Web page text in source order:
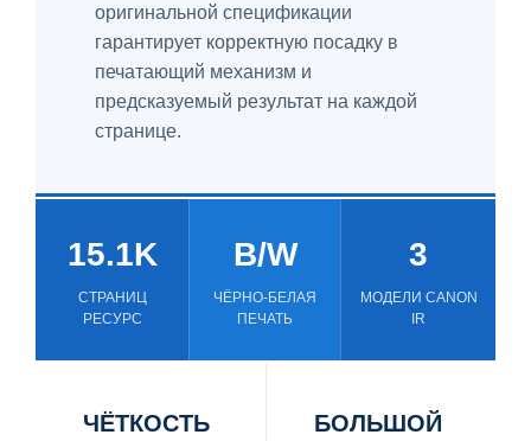
оригинальной спецификации
гарантирует корректную посадку в
печатающий механизм и
предсказуемый результат на каждой
странице.
15.1K
СТРАНИЦ
РЕСУРС
B/W
ЧЁРНО-БЕЛАЯ
ПЕЧАТЬ
3
МОДЕЛИ CANON
IR
ЧЁТКОСТЬ
БОЛЬШОЙ